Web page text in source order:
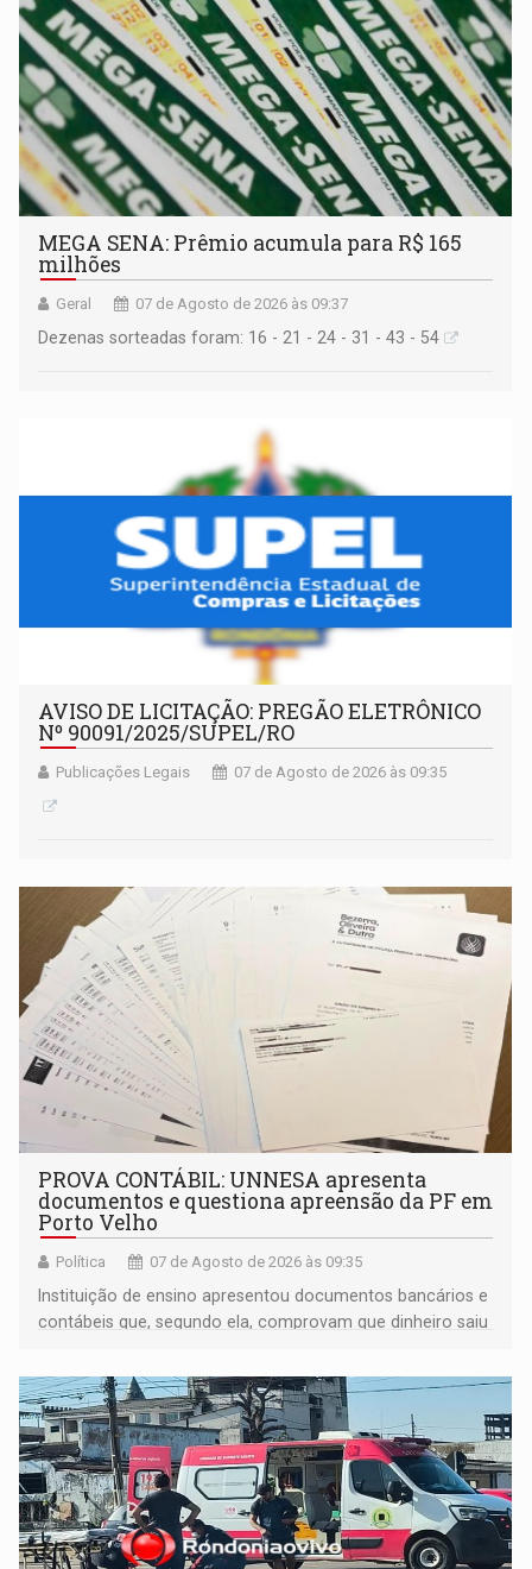
MEGA SENA: Prêmio acumula para R$ 165
milhões
Geral 07 de Agosto de 2026 às 09:37
Dezenas sorteadas foram: 16 - 21 - 24 - 31 - 43 - 54
AVISO DE LICITAÇÃO: PREGÃO ELETRÔNICO
Nº 90091/2025/SUPEL/RO
Publicações Legais 07 de Agosto de 2026 às 09:35
PROVA CONTÁBIL: UNNESA apresenta
documentos e questiona apreensão da PF em
Porto Velho
Política 07 de Agosto de 2026 às 09:35
Instituição de ensino apresentou documentos bancários e
contábeis que, segundo ela, comprovam que dinheiro saiu
apreendido quando já estava dentro da sede da entidade
— em pleno ano eleitoral em Rondônia